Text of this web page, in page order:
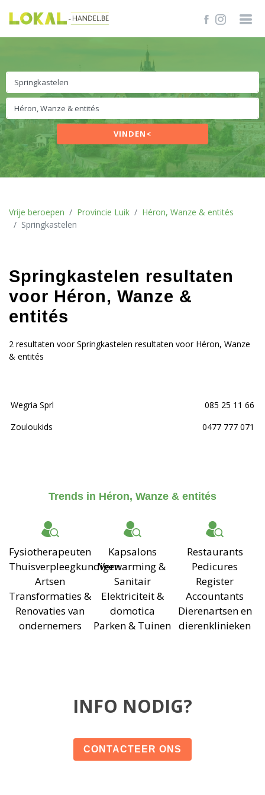
VINDEN<
Vrije beroepen Provincie Luik
Héron, Wanze & entités
Springkastelen
Springkastelen resultaten
voor Héron, Wanze &
entités
2 resultaten voor Springkastelen resultaten voor Héron, Wanze
& entités
Wegria Sprl
085 25 11 66
Zouloukids
0477 777 071
Trends in Héron, Wanze & entités
Fysiotherapeuten
Thuisverpleegkundigen
Artsen
Transformaties &
Renovaties van
ondernemers
Kapsalons
Verwarming &
Sanitair
Elektriciteit &
domotica
Parken & Tuinen
Restaurants
Pedicures
Register
Accountants
Dierenartsen en
dierenklinieken
INFO NODIG?
CONTACTEER ONS